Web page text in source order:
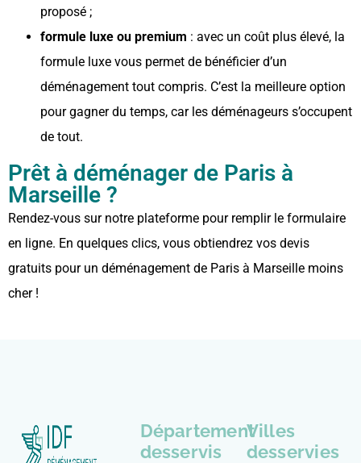
proposé ;
formule luxe ou premium : avec un coût plus élevé, la
formule luxe vous permet de bénéficier d’un
déménagement tout compris. C’est la meilleure option
pour gagner du temps, car les déménageurs s’occupent
de tout.
Prêt à déménager de Paris à
Marseille ?
Rendez-vous sur notre plateforme pour remplir le formulaire
en ligne. En quelques clics, vous obtiendrez vos devis
gratuits pour un déménagement de Paris à Marseille moins
cher !
Département
desservis
Villes
desservies